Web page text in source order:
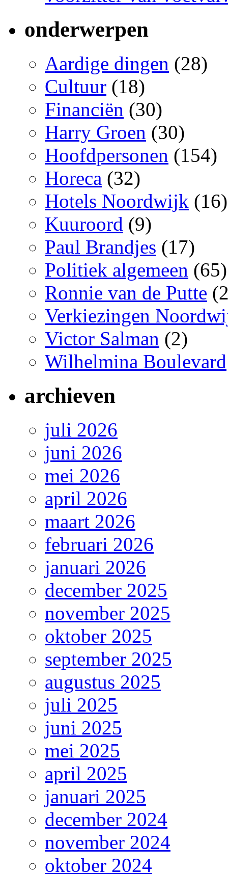
onderwerpen
Aardige dingen (28)
Cultuur (18)
Financiën (30)
Harry Groen (30)
Hoofdpersonen (154)
Horeca (32)
Hotels Noordwijk (16)
Kuuroord (9)
Paul Brandjes (17)
Politiek algemeen (65)
Ronnie van de Putte
Verkiezingen
Victor Salman (2)
Wilhelmina Boulevard
archieven
juli 2026
juni 2026
mei 2026
april 2026
maart 2026
februari 2026
januari 2026
december 2025
november 2025
oktober 2025
september 2025
augustus 2025
juli 2025
juni 2025
mei 2025
april 2025
januari 2025
december 2024
november 2024
oktober 2024